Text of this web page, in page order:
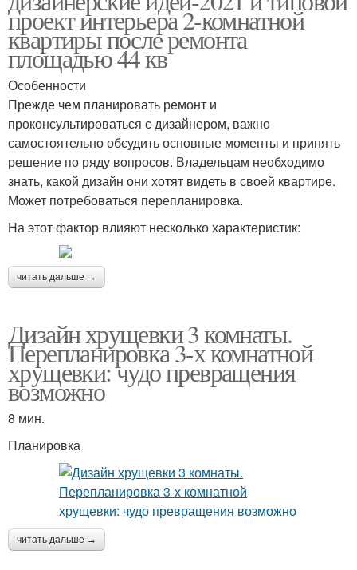
проект интерьера 2-комнатной
квартиры после ремонта
площадью 44 кв
Особенности
Прежде чем планировать ремонт и
проконсультироваться с дизайнером, важно
самостоятельно обсудить основные моменты и принять
решение по ряду вопросов. Владельцам необходимо
знать, какой дизайн они хотят видеть в своей квартире.
Может потребоваться перепланировка.
На этот фактор влияют несколько характеристик:
читать дальше →
Дизайн хрущевки 3 комнаты.
Перепланировка 3-х комнатной
хрущевки: чудо превращения
возможно
8 мин.
Планировка
читать дальше →